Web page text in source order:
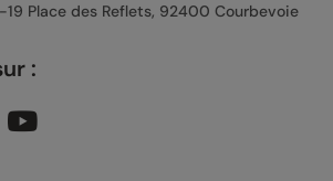
19 Place des Reflets, 92400 Courbevoie
: